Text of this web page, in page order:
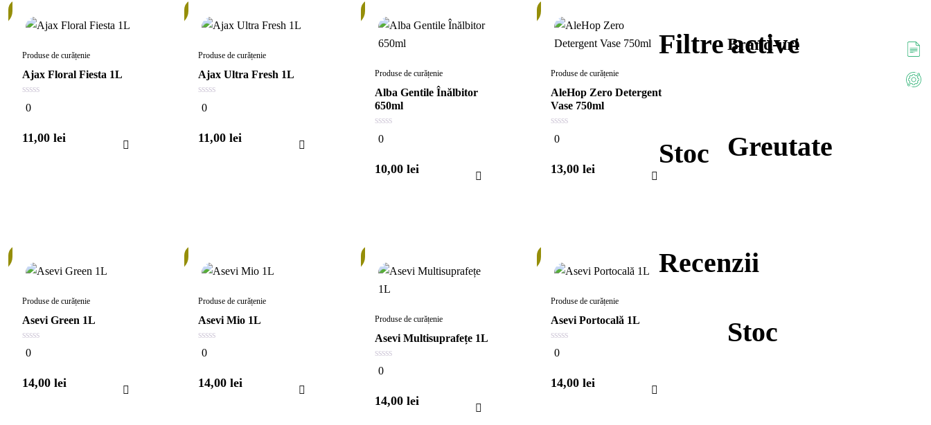
Produse de curățenie
Ajax Floral Fiesta 1L
0
din
0
11,00 lei
Produse de curățenie
Ajax Ultra Fresh 1L
0
din
0
11,00lei
Produse de curățenie
Alba Gentile Înălbitor
650ml
0
din
0
10,00 lei
Produse de curățenie
AleHop Zero Detergent
Vase 750ml
0
din
0
13,00lei
Produse de curățenie
Asevi Green 1L
0
din
0
14,00 lei
Produse de curățenie
Asevi Mio 1L
0
din
0
14,00lei
Produse de curățenie
Asevi Multisuprafețe 1L
0
din
0
14,00 lei
Produse de curățenie
Asevi Portocală 1L
0
din
0
14,00lei
Brand-uri
Greutate
Stoc
Filtre active
Stoc
Recenzii